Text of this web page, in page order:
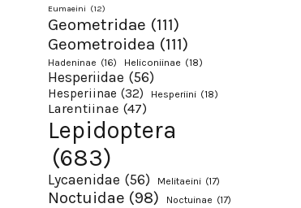
Eumaeini (12)
Geometridae (111)
Geometroidea (111)
Hadeninae (16) Heliconiinae (18)
Hesperiidae (56)
Hesperiinae (32) Hesperiini (18)
Larentiinae (47)
Lepidoptera
(683)
Lycaenidae (56) Melitaeini (17)
Noctuidae (98) Noctuinae (17)